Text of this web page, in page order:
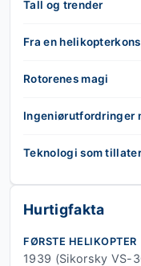
Tall og trender
Fra en
Rotorenes magi
Ingeniørutfordringer
Teknologi som
Hurtigfakta
FØRSTE HELIKOPTER
1939 (Sikorsky VS-